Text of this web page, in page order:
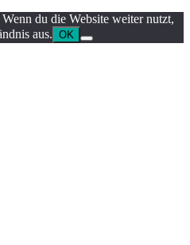
du die Website weiter nutzt,
aus. OK